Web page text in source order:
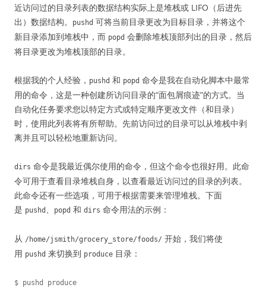
近访问过的目录列表的数据结构实际上是堆栈或 LIFO（后进先
出）数据结构。
pushd 可将当前目录更改为目标目录，并将这个
新目录添加到堆栈中，而 popd 会删除堆栈顶部列出的目录，然后
将目录更改为堆栈顶部的目录。
根据我的个人经验， pushd 和 popd 命令是我在自动化脚本中最常
用的命令，这是一种创建所访问目录的“面包屑痕迹”的方式。当
自动化任务要求您以特定方式或特定顺序更改文件（和目录）
时，使用此列表将有所帮助。先前访问过的目录可以从堆栈中剥
离并且可以轻松地重新访问。
dirs 命令是我最近偶尔使用的命令，但这个命令也很好用。此命
令可用于查看目录堆栈自身，以查看最近访问过的目录的列表。
此命令还有一些选项，可用于根据需要来管理堆栈。下面
是 pushd popd 和 dirs 命令用法的示例：
从 /home/jsmith/grocery_store/foods/ 开始，我们将使
用 pushd 来切换到 produce 目录：